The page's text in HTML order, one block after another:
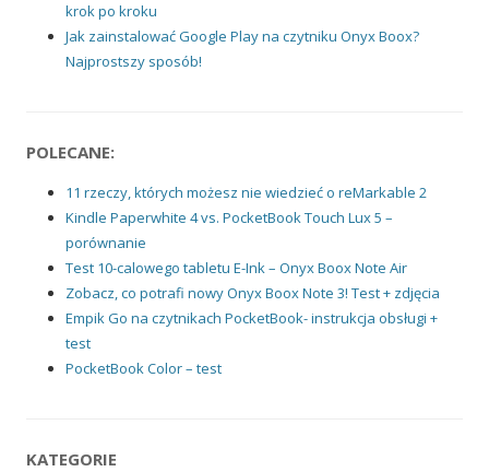
krok po kroku
Jak zainstalować Google Play na czytniku Onyx Boox?
Najprostszy sposób!
POLECANE:
11 rzeczy, których możesz nie wiedzieć o reMarkable 2
Kindle Paperwhite 4 vs. PocketBook Touch Lux 5 –
porównanie
Test 10-calowego tabletu E-Ink – Onyx Boox Note Air
Zobacz, co potrafi nowy Onyx Boox Note 3! Test + zdjęcia
Empik Go na czytnikach PocketBook- instrukcja obsługi +
test
PocketBook Color – test
KATEGORIE